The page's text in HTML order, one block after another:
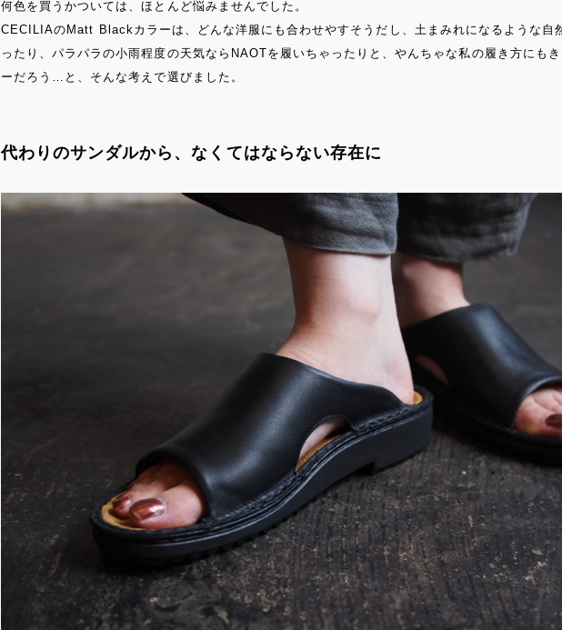
何色を買うかついては、ほとんど悩みませんでした。
CECILIAのMatt Blackカラーは、どんな洋服にも合わせやすそうだし、土まみれになるような自
ったり、パラパラの小雨程度の天気ならNAOTを履いちゃったりと、やんちゃな私の履き方にも
ーだろう…と、そんな考えで選びました。
代わりのサンダルから、なくてはならない存在に